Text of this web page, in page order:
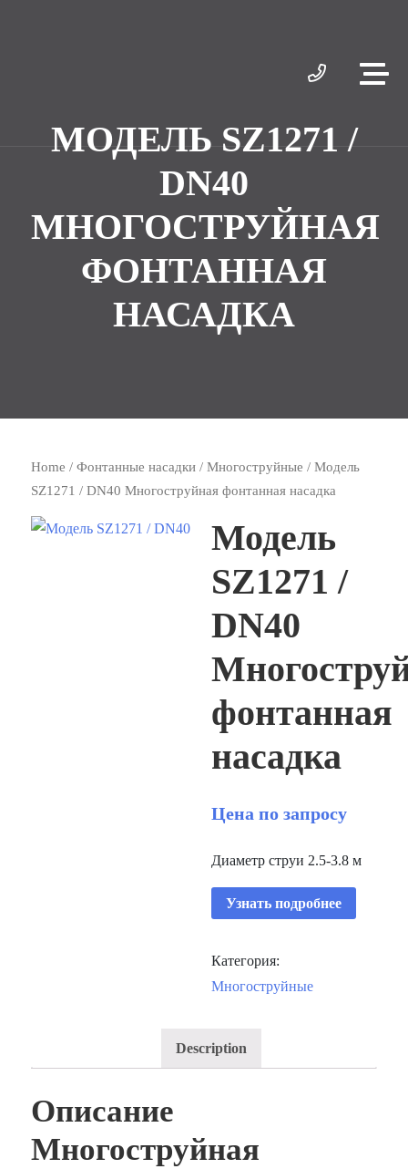
МОДЕЛЬ SZ1271 /
DN40
МНОГОСТРУЙНАЯ
ФОНТАННАЯ
НАСАДКА
Home /Фонтанные насадки /Многоструйные / Модель
SZ1271 / DN40 Многоструйная фонтанная насадка
Модель
SZ1271 /
DN40
фонтанная
насадка
Цена по запросу
Диаметр струи 2.5-3.8 м
Узнать подробнее
Категория:
Многоструйные
Description
Описание
Многоструйная